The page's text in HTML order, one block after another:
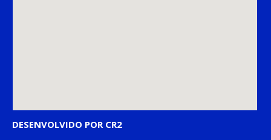
DESENVOLVIDO POR CR2